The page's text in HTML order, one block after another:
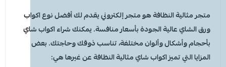
متجر مثالية النظافة هو متجر إلكتروني يقدم لك أفضل نوعاكواب
ورق الشايعالية الجودة بأسعار منافسة. يمكنك شراء اكواب شاي
بأحجام وأشكال وألوان مختلفة، تناسب ذوقك وحاجتك. بعض
المزايا التي تميز اكواب شاي مثالية النظافة عن غيرها هي: